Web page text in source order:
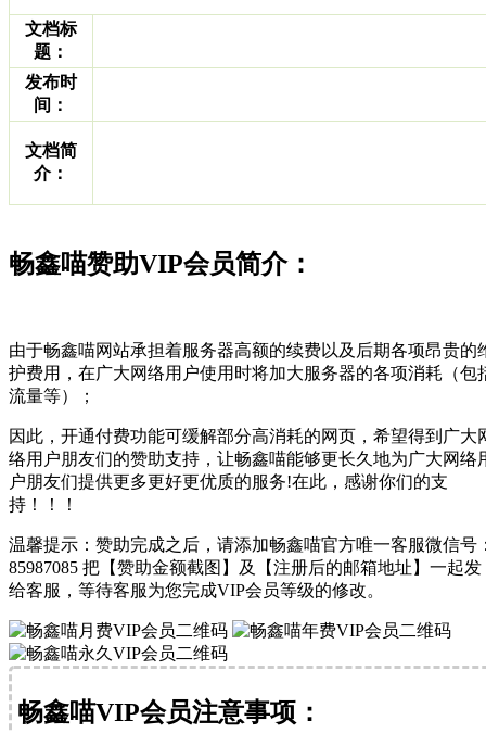
文档标
题：
发布时
间：
文档简
介：
畅鑫喵赞助VIP会员简介：
由于畅鑫喵网站承担着服务器高额的续费以及后期各项昂贵的
护费用，在广大网络用户使用时将加大服务器的各项消耗（包
流量等）；
因此，开通付费功能可缓解部分高消耗的网页，希望得到广大
络用户朋友们的赞助支持，让畅鑫喵能够更长久地为广大网络
户朋友们提供更多更好更优质的服务!在此，感谢你们的支
持！！！
温馨提示：赞助完成之后，请添加畅鑫喵官方唯一客服微信号
85987085 把【赞助金额截图】及【注册后的邮箱地址】一起发
给客服，等待客服为您完成VIP会员等级的修改。
畅鑫喵VIP会员注意事项：